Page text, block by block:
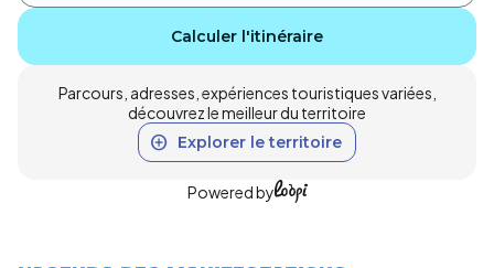
Calculer l'itinéraire
Parcours, adresses, expériences touristiques variées,
découvrez le meilleur du territoire
Explorer le territoire
Powered by